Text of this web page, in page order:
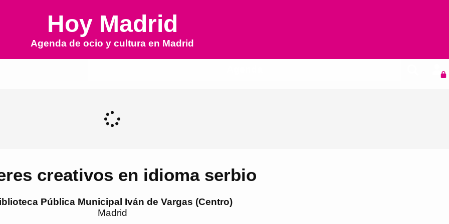
Hoy Madrid
Agenda de ocio y cultura en Madrid
creativos en idioma serbio
Pública Municipal Iván de Vargas (Centro)
Madrid